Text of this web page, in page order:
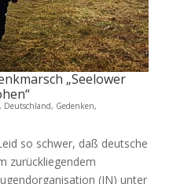
„Seelower
, Deutschland, Gedenken,
so schwer, daß deutsche
zurückliegendem
(JN) unter